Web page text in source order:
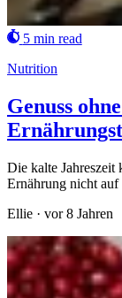
5 min read
Nutrition
Genuss
Die kalte
Ernährung nicht auf
Ellie · vor 8 Jahren